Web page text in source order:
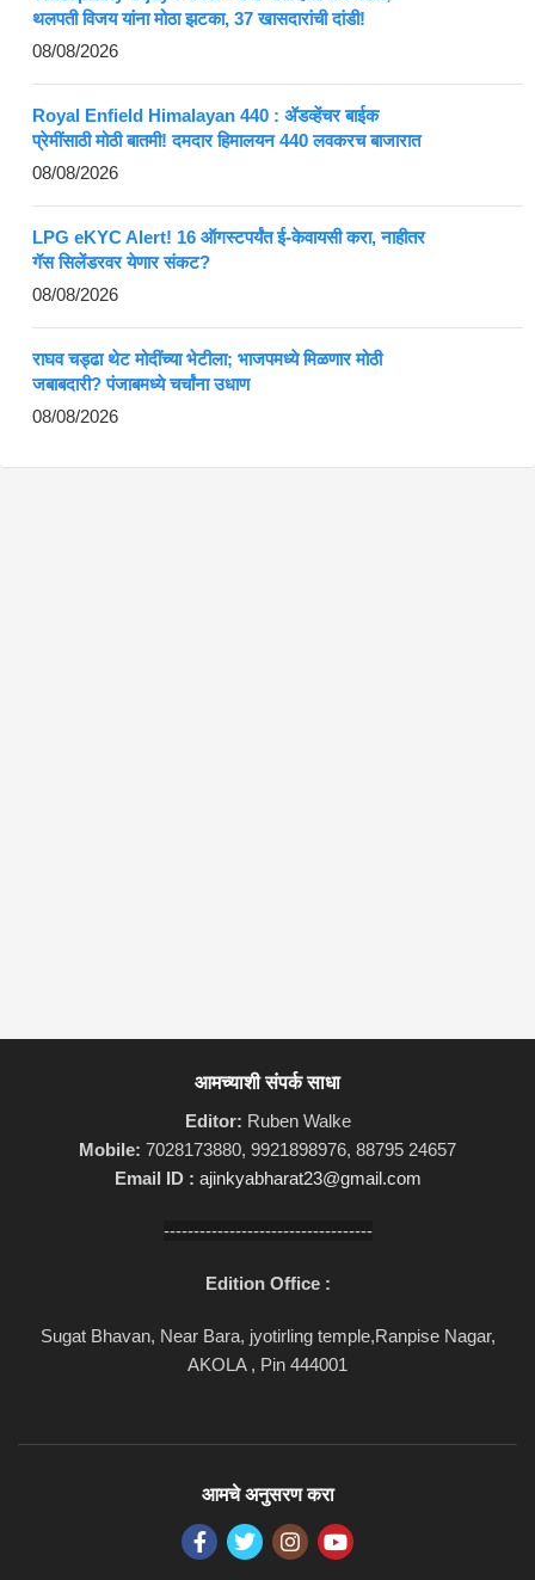
थलपती विजय यांना मोठा झटका, 37 खासदारांची दांडी!
08/08/2026
Royal Enfield Himalayan 440 : ॲडव्हेंचर बाईक
प्रेमींसाठी मोठी बातमी! दमदार हिमालयन 440 लवकरच बाजारात
08/08/2026
LPG eKYC Alert! 16 ऑगस्टपर्यंत ई-केवायसी करा, नाहीतर
गॅस सिलेंडरवर येणार संकट?
08/08/2026
राघव चड्ढा थेट मोदींच्या भेटीला; भाजपमध्ये मिळणार मोठी
जबाबदारी? पंजाबमध्ये चर्चांना उधाण
08/08/2026
आमच्याशी संपर्क साधा
Editor: Ruben Walke
Mobile: 7028173880, 9921898976, 88795 24657
Email ID : ajinkyabharat23@gmail.com
-----------------------------------
Edition Office :
Sugat Bhavan, Near Bara, jyotirling temple,Ranpise Nagar,
AKOLA , Pin 444001
आमचे अनुसरण करा